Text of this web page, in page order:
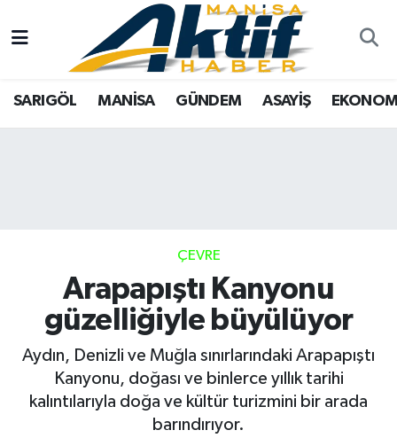
SARIGÖL MANİSA GÜNDEM ASAYİŞ
ÇEVRE
Arapapıştı Kanyonu
güzelliğiyle büyülüyor
Aydın, Denizli ve Muğla sınırlarındaki Arapapıştı
Kanyonu, doğası ve binlerce yıllık tarihi
kalıntılarıyla doğa ve kültür turizmini bir arada
barındırıyor.
Yazarlar
SARIGÖL
SPOR
TARIM
SİYASET
Türkiye
Eğitim
Kültür Sanat
Manisa
Manisa Nöbetçi Eczaneler
Süper Lig Puan Durumu ve Fikstür
Tüm Manşetler
Son Dakika Haberleri
Haber Arşivi